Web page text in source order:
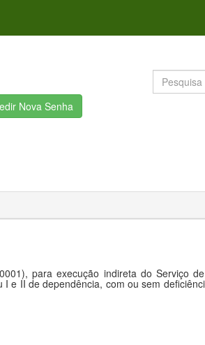
Nova Senha
para execução indireta do Serviço
e II de dependência, com ou sem